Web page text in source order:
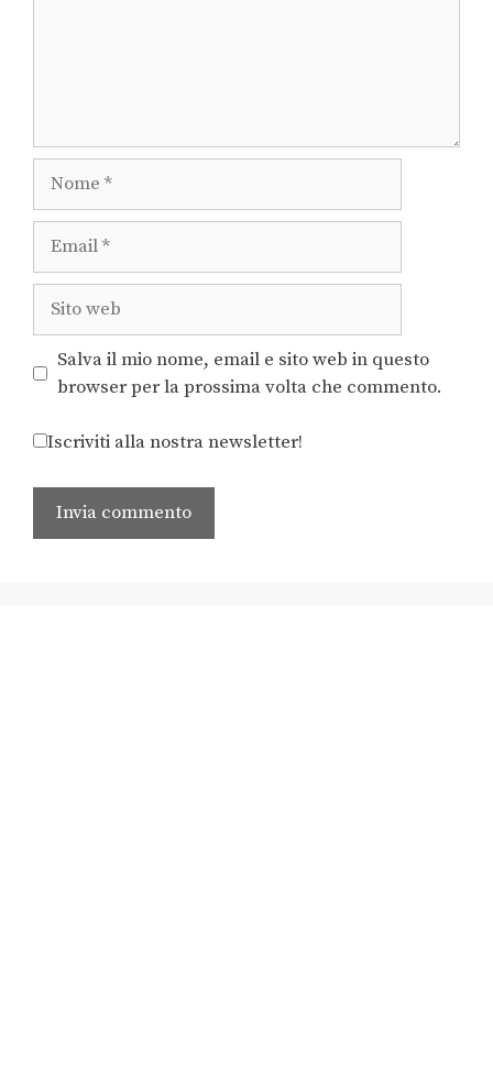
Salva il mio nome, email e sito web in questo
browser per la prossima volta che commento.
Iscriviti alla nostra newsletter!